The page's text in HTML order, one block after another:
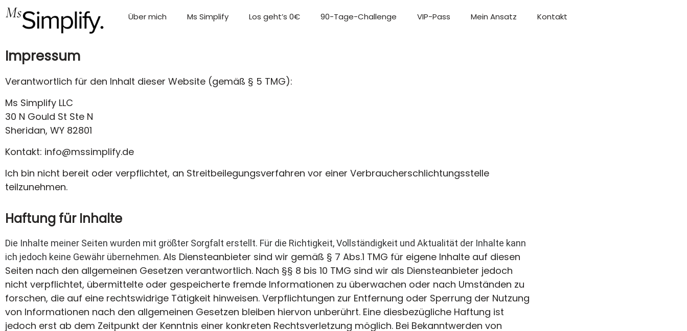
Über mich Ms Simplify Los geht’s 0€ 90-Tage-Challenge VIP-Pass Mein Ansatz Kontakt
Impressum
Verantwortlich für den Inhalt dieser Website (gemäß § 5 TMG):
Ms Simplify LLC
30 N Gould St Ste N
Sheridan, WY 82801
Kontakt: info@mssimplify.de
Ich bin nicht bereit oder verpflichtet, an Streitbeilegungsverfahren vor einer Verbraucherschlichtungsstelle
teilzunehmen.
Haftung für Inhalte
Die Inhalte meiner Seiten wurden mit größter Sorgfalt erstellt. Für die Richtigkeit, Vollständigkeit und Aktualität der Inhalte kann
ich jedoch keine Gewähr übernehmen. Als Diensteanbieter sind wir gemäß § 7 Abs.1 TMG für eigene Inhalte auf diesen
Seiten nach den allgemeinen Gesetzen verantwortlich. Nach §§ 8 bis 10 TMG sind wir als Diensteanbieter jedoch
nicht verpflichtet, übermittelte oder gespeicherte fremde Informationen zu überwachen oder nach Umständen zu
forschen, die auf eine rechtswidrige Tätigkeit hinweisen. Verpflichtungen zur Entfernung oder Sperrung der Nutzung
von Informationen nach den allgemeinen Gesetzen bleiben hiervon unberührt. Eine diesbezügliche Haftung ist
jedoch erst ab dem Zeitpunkt der Kenntnis einer konkreten Rechtsverletzung möglich. Bei Bekanntwerden von